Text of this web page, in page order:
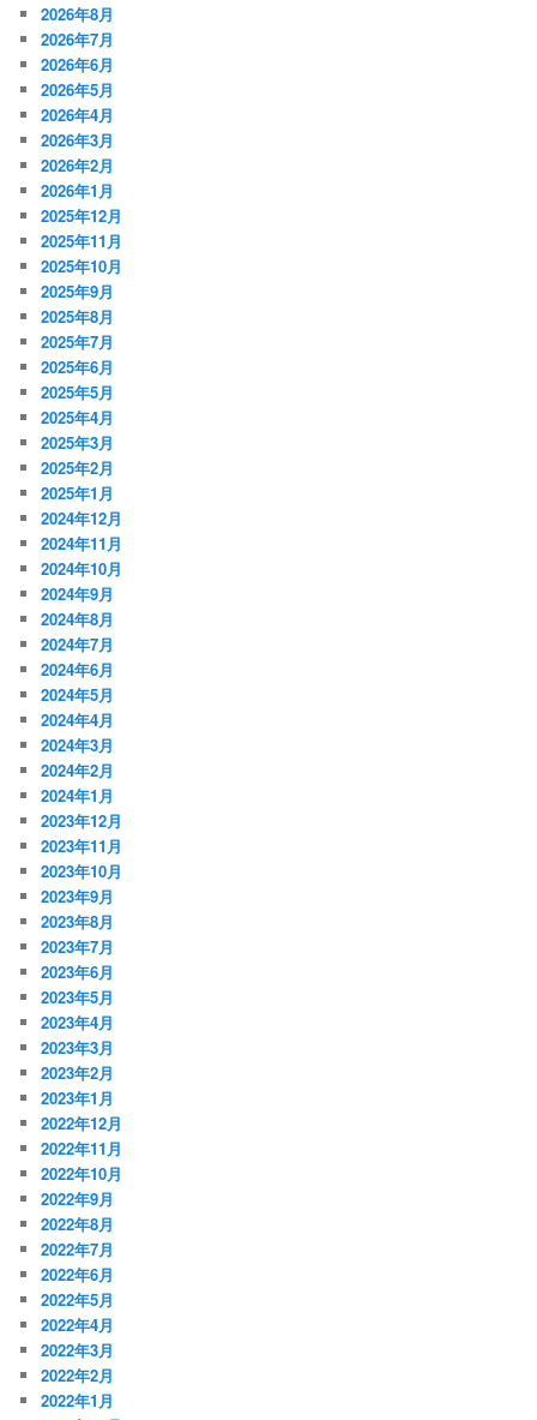
2026年8月
2026年7月
2026年6月
2026年5月
2026年4月
2026年3月
2026年2月
2026年1月
2025年12月
2025年11月
2025年10月
2025年9月
2025年8月
2025年7月
2025年6月
2025年5月
2025年4月
2025年3月
2025年2月
2025年1月
2024年12月
2024年11月
2024年10月
2024年9月
2024年8月
2024年7月
2024年6月
2024年5月
2024年4月
2024年3月
2024年2月
2024年1月
2023年12月
2023年11月
2023年10月
2023年9月
2023年8月
2023年7月
2023年6月
2023年5月
2023年4月
2023年3月
2023年2月
2023年1月
2022年12月
2022年11月
2022年10月
2022年9月
2022年8月
2022年7月
2022年6月
2022年5月
2022年4月
2022年3月
2022年2月
2022年1月